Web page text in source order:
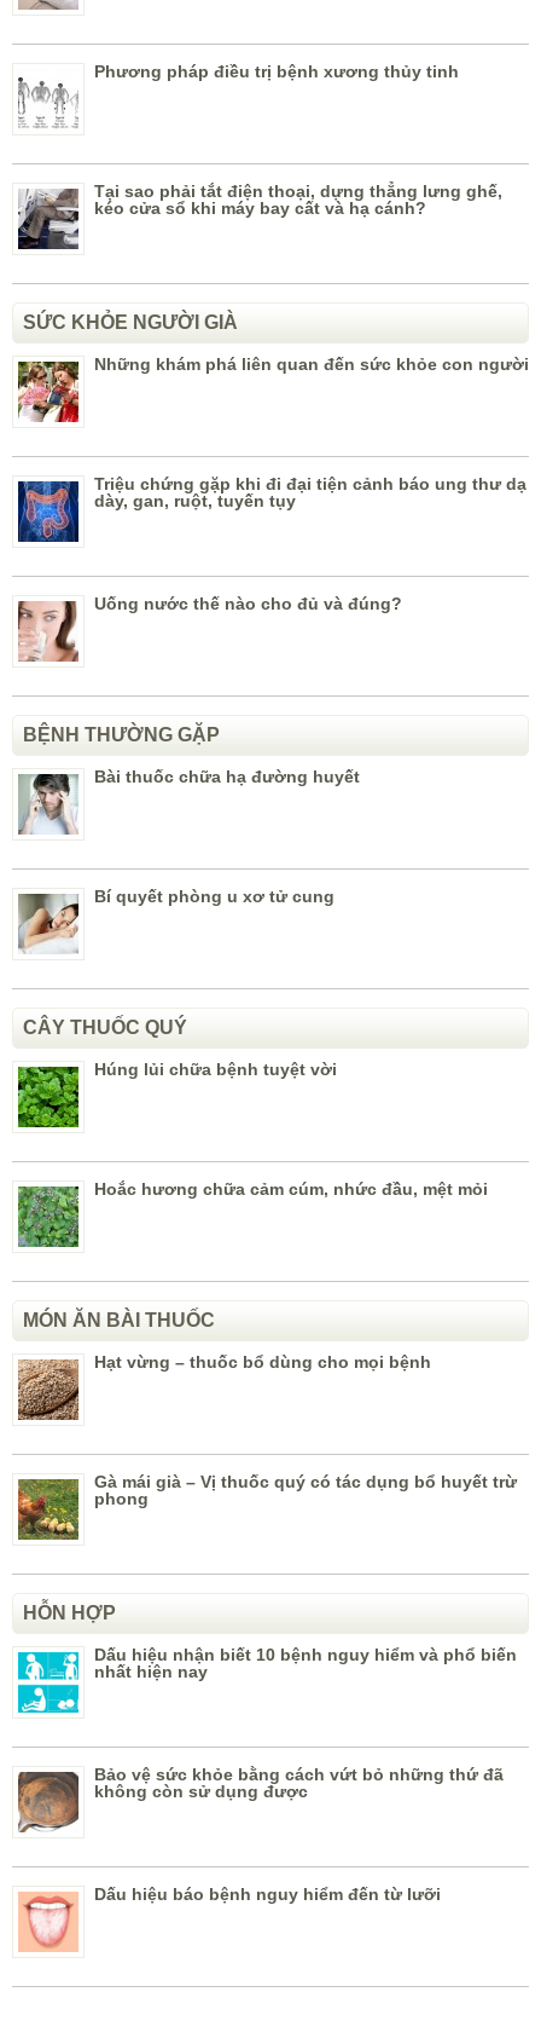
Phương pháp điều trị bệnh xương thủy tinh
Tại sao phải tắt điện thoại, dựng thẳng lưng ghế,
kéo cửa sổ khi máy bay cất và hạ cánh?
SỨC KHỎE NGƯỜI GIÀ
Những khám phá liên quan đến sức khỏe con người
Triệu chứng gặp khi đi đại tiện cảnh báo ung thư dạ
dày, gan, ruột, tuyến tụy
Uống nước thế nào cho đủ và đúng?
BỆNH THƯỜNG GẶP
Bài thuốc chữa hạ đường huyết
Bí quyết phòng u xơ tử cung
CÂY THUỐC QUÝ
Húng lủi chữa bệnh tuyệt vời
Hoắc hương chữa cảm cúm, nhức đầu, mệt mỏi
MÓN ĂN BÀI THUỐC
Hạt vừng – thuốc bổ dùng cho mọi bệnh
Gà mái già – Vị thuốc quý có tác dụng bổ huyết trừ
phong
HỖN HỢP
Dấu hiệu nhận biết 10 bệnh nguy hiểm và phổ biến
nhất hiện nay
Bảo vệ sức khỏe bằng cách vứt bỏ những thứ đã
không còn sử dụng được
Dấu hiệu báo bệnh nguy hiểm đến từ lưỡi